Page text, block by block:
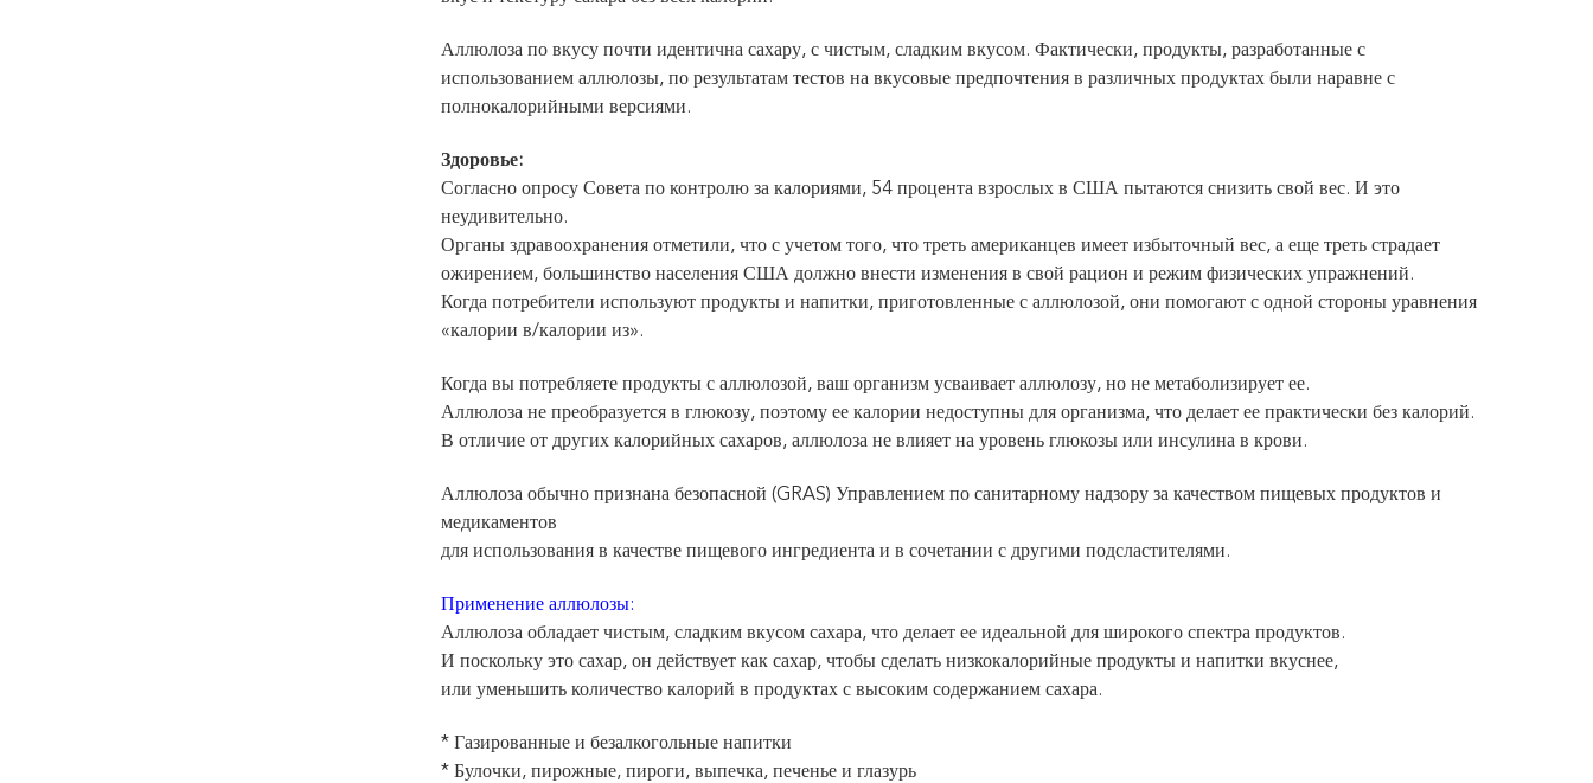
Аллюлоза по вкусу почти идентична сахару, с чистым, сладким вкусом. Фактически, продукты, разработанные с
использованием аллюлозы, по результатам тестов на вкусовые предпочтения в различных продуктах были наравне с
полнокалорийными версиями.
Здоровье:
Согласно опросу Совета по контролю за калориями, 54 процента взрослых в США пытаются снизить свой вес. И это
неудивительно.
Органы здравоохранения отметили, что с учетом того, что треть американцев имеет избыточный вес, а еще треть страдает
ожирением, большинство населения США должно внести изменения в свой рацион и режим физических упражнений.
Когда потребители используют продукты и напитки, приготовленные с аллюлозой, они помогают с одной стороны уравнения
«калории в/калории из».
Когда вы потребляете продукты с аллюлозой, ваш организм усваивает аллюлозу, но не метаболизирует ее.
Аллюлоза не преобразуется в глюкозу, поэтому ее калории недоступны для организма, что делает ее практически без калорий.
В отличие от других калорийных сахаров, аллюлоза не влияет на уровень глюкозы или инсулина в крови.
Аллюлоза обычно признана безопасной (GRAS) Управлением по санитарному надзору за качеством пищевых продуктов и
медикаментов
для использования в качестве пищевого ингредиента и в сочетании с другими подсластителями.
Применение аллюлозы:
Аллюлоза обладает чистым, сладким вкусом сахара, что делает ее идеальной для широкого спектра продуктов.
И поскольку это сахар, он действует как сахар, чтобы сделать низкокалорийные продукты и напитки вкуснее,
или уменьшить количество калорий в продуктах с высоким содержанием сахара.
* Газированные и безалкогольные напитки
* Булочки, пирожные, пироги, выпечка, печенье и глазурь